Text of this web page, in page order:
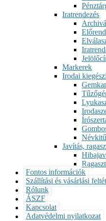
Iratrendezés
Markerek
Irodai
Javítás,
Fontos információk
Szállítási és vásárlási
Rólunk
ÁSZF
Kapcsolat
Adatvédelmi nyilatkozat